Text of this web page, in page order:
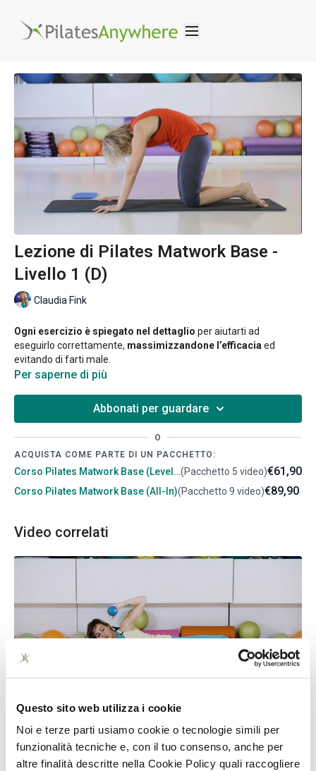
Questo sito web utilizza i cookie
Noi e terze parti usiamo cookie o tecnologie simili per
funzionalità tecniche e, con il tuo consenso, anche per
altre finalità descritte nella Cookie Policy quali raccogliere
Lezione di Pilates Matwork Base -
Livello 1 (D)
Claudia Fink
Ogni esercizio è spiegato nel dettaglio per aiutarti ad
eseguirlo correttamente, massimizzandone l’efficacia ed
evitando di farti male.
Per saperne di più
Abbonati per guardare
O
ACQUISTA COME PARTE DI UN PACCHETTO:
Corso Pilates Matwork Base (Level 1)(Pacchetto 5 video)€61,90
Corso Pilates Matwork Base (All-In)(Pacchetto 9 video)€89,90
Video correlati
Pilates con Hand Weights e Ankle Tubing